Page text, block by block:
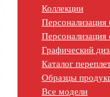
Коллекции
Персонализация
Персонализация
Графический
Каталог
Образцы
Все модели